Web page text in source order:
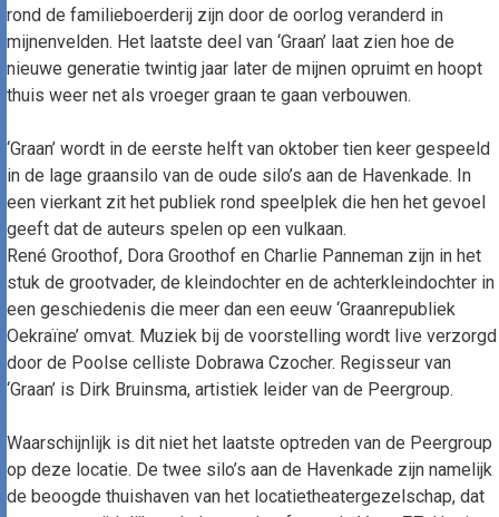
rond de familieboerderij zijn door de oorlog veranderd in
mijnenvelden. Het laatste deel van ‘Graan’ laat zien hoe de
nieuwe generatie twintig jaar later de mijnen opruimt en hoopt
thuis weer net als vroeger graan te gaan verbouwen.
‘Graan’ wordt in de eerste helft van oktober tien keer gespeeld
in de lage graansilo van de oude silo’s aan de Havenkade. In
een vierkant zit het publiek rond speelplek die hen het gevoel
geeft dat de auteurs spelen op een vulkaan.
René Groothof, Dora Groothof en Charlie Panneman zijn in het
stuk de grootvader, de kleindochter en de achterkleindochter in
een geschiedenis die meer dan een eeuw ‘Graanrepubliek
Oekraïne’ omvat. Muziek bij de voorstelling wordt live verzorgd
door de Poolse celliste Dobrawa Czocher. Regisseur van
‘Graan’ is Dirk Bruinsma, artistiek leider van de Peergroup.
Waarschijnlijk is dit niet het laatste optreden van de Peergroup
op deze locatie. De twee silo’s aan de Havenkade zijn namelijk
de beoogde thuishaven van het locatietheatergezelschap, dat